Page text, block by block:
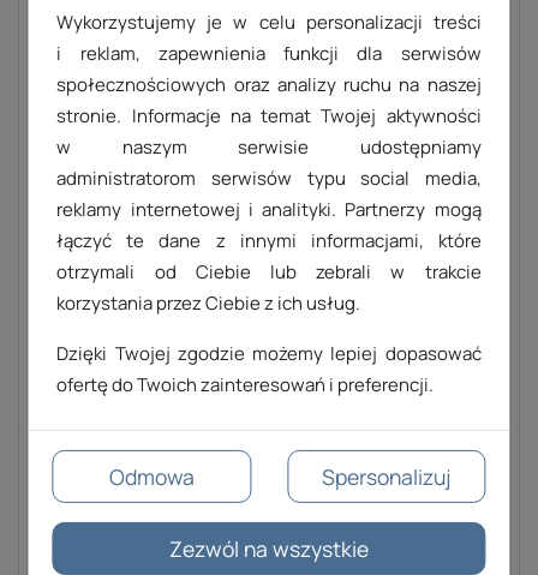
Kwota zł
Imię
Nazwisko
Email
W pole powyżej prosimy wpisaćidentyfikator
usługi lub nr proformy, za które jest dokonywana
płatność, bez polskich znaków. Wpłaty są
procesowane w godzinach otwarcia naszego
biura. Jeśli posiadasz link do bezpośredniej
płatności za serwer lub certyfikat SSL, użyj go
Wykorzystujemy je w celu personalizacji treści
i reklam, zapewnienia funkcji dla serwisów
społecznościowych oraz analizy ruchu na naszej
stronie. Informacje na temat Twojej aktywności
w naszym serwisie udostępniamy
administratorom serwisów typu social media,
reklamy internetowej i analityki. Partnerzy mogą
łączyć te dane z innymi informacjami, które
otrzymali od Ciebie lub zebrali w trakcie
korzystania przez Ciebie z ich usług.
Dzięki Twojej zgodzie możemy lepiej dopasować
ofertę do Twoich zainteresowań i preferencji.
Odmowa Spersonalizuj
Zezwól na wszystkie